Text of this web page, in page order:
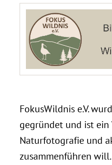
FokusWildnis e.V.
gegründet und ist ein
Naturfotografie und
zusammenführen